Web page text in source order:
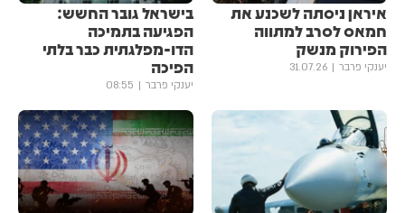
איראן ניסתה לשכנע את
חמאס לסרב למתווה
הפירוק מנשק
יענקי פרבר 31.07.26
בישראל גובר החשש:
הפגיעה בתמיכה
הדו-מפלגתית כבר בלתי
הפיכה
יענקי פרבר 08:55